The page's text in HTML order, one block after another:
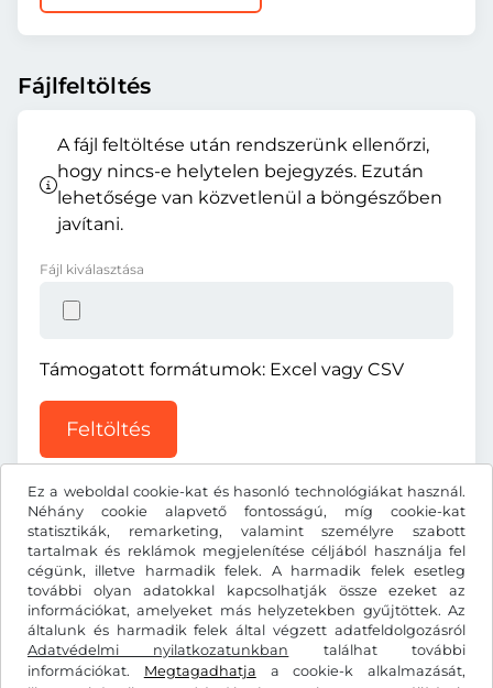
Ez a weboldal cookie-kat és hasonló technológiákat használ.
Néhány cookie alapvető fontosságú, míg cookie-kat
statisztikák, remarketing, valamint személyre szabott
tartalmak és reklámok megjelenítése céljából használja fel
cégünk, illetve harmadik felek. A harmadik felek esetleg
további olyan adatokkal kapcsolhatják össze ezeket az
információkat, amelyeket más helyzetekben gyűjtöttek. Az
általunk és harmadik felek által végzett adatfeldolgozásról
Adatvédelmi nyilatkozatunkban találhat további
információkat. Megtagadhatja a cookie-k alkalmazását,
Fájlfeltöltés
A fájl feltöltése után rendszerünk ellenőrzi,
hogy nincs-e helytelen bejegyzés. Ezután
lehetősége van közvetlenül a böngészőben
javítani.
Fájl kiválasztása
Támogatott formátumok: Excel vagy CSV
Feltöltés
FtHUF
Facebook Instagram